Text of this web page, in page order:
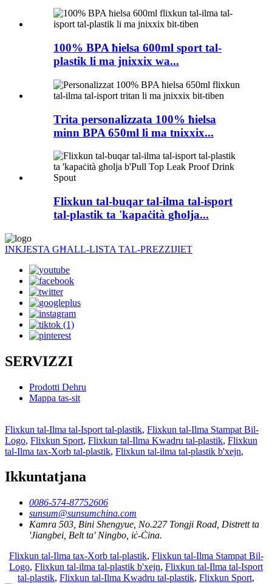
100% BPA ħielsa 600ml sport tal-
plastik li ma jnixxix wa...
Trita personalizzata 100% ħielsa
minn BPA 650ml li ma tnixxix...
Flixkun tal-buqar tal-ilma tal-isport
tal-plastik ta 'kapaċità għolja...
INKJESTA GĦALL-LISTA TAL-PREZZIJIET
SERVIZZI
Prodotti Dehru
Mappa tas-sit
Flixkun tal-Ilma tal-Isport tal-plastik, Flixkun tal-Ilma Stampat Bil-
Logo, Flixkun Sport, Flixkun tal-Ilma Kwadru tal-plastik, Flixkun
tal-Ilma tax-Xorb tal-plastik, Flixkun tal-ilma tal-plastik b'xejn,
Ikkuntatjana
0086-574-87752606
sunsum@sunsumchina.com
Kamra 503, Bini Shengyue, No.227 Tongji Road, Distrett ta
'Jiangbei, Belt ta' Ningbo, iċ-Ċina.
Flixkun tal-Ilma tax-Xorb tal-plastik, Flixkun tal-Ilma Stampat Bil-
Logo, Flixkun tal-ilma tal-plastik b'xejn, Flixkun tal-Ilma tal-Isport
tal-plastik, Flixkun tal-Ilma Kwadru tal-plastik, Flixkun Sport,